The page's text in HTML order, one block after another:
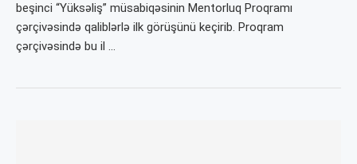
beşinci “Yüksəliş” müsabiqəsinin Mentorluq Proqramı
çərçivəsində qaliblərlə ilk görüşünü keçirib. Proqram
çərçivəsində bu il …